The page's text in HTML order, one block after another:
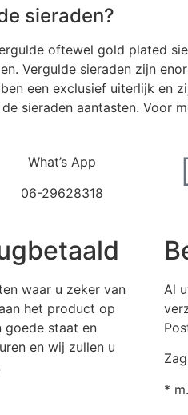
sieraden?
oftewel gold plated
Vergulde sieraden zijn
een exclusief uiterlijk
sieraden aantasten. Voor
What’s App
06-29628318
waar u zeker van
het product op
goede staat en
en wij zullen u
Al
*